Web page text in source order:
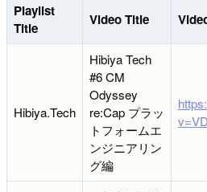
Playlist
Title
Video Title
Hibiya.Tech
Hibiya Tech
#6 CM
Odyssey
re:Cap プラッ
トフォームエ
ンジニアリン
グ編